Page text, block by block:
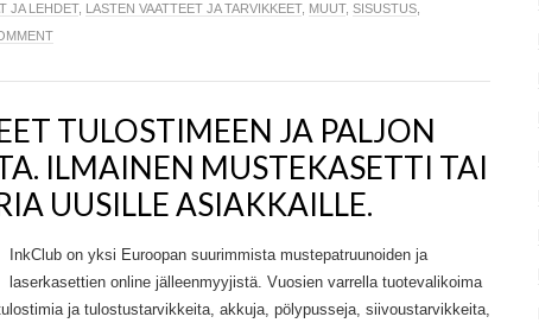
JA LEHDET, LASTEN VAATTEET JA TARVIKKEET, MUUT, SISUSTUS
TULOSTIMEEN JA PALJON
ILMAINEN MUSTEKASETTI TAI
UUSILLE ASIAKKAILLE.
InkClub on yksi Euroopan suurimmista mustepatruunoiden ja
laserkasettien online jälleenmyyjistä. Vuosien varrella tuotevalikoima
ja tulostustarvikkeita, akkuja, pölypusseja, siivoustarvikkeita,